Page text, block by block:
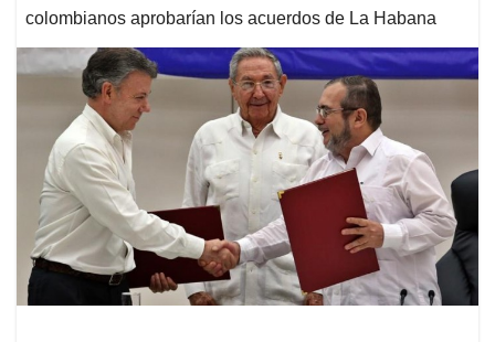
colombianos aprobarían los acuerdos de La Habana